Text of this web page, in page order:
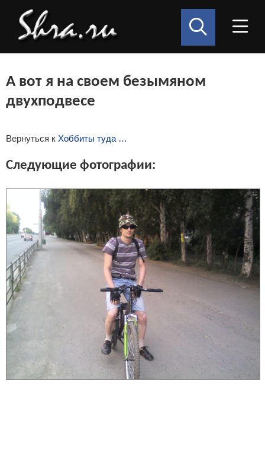
А вот я на своем безымяном
двухподвесе
Вернуться к Хоббиты туда …
Следующие фотографии: